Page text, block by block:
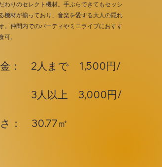
わりのセレクト機材。手ぶらできてもセッシ
機材が揃っており、音楽を愛する大人の隠れ
。仲間内でのパーティやミニライブにおすす
可。
2人まで 1,500円/
以上 3,000円/
30.77㎡